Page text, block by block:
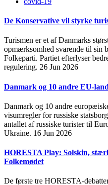
De Konservative vil styrke
Turismen er et af Danmarks
opmærksomhed svarende til sin
Folkeparti. Partiet efterlyser
regulering. 26 Jun 2026
Danmark og 10 andre EU-
Danmark og 10 andre
visumregler for russiske
antallet af russiske turister til
Ukraine. 16 Jun 2026
HORESTA Play: Solskin,
Folkemødet
De første tre HORESTA-